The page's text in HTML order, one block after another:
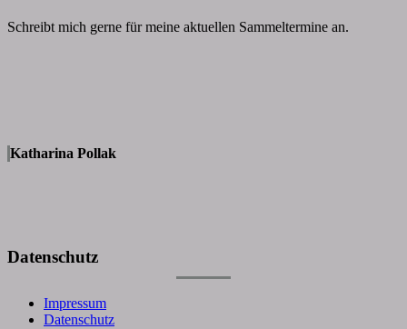
Schreibt mich gerne für meine aktuellen Sammeltermine an.
Katharina Pollak
Datenschutz
Impressum
Datenschutz